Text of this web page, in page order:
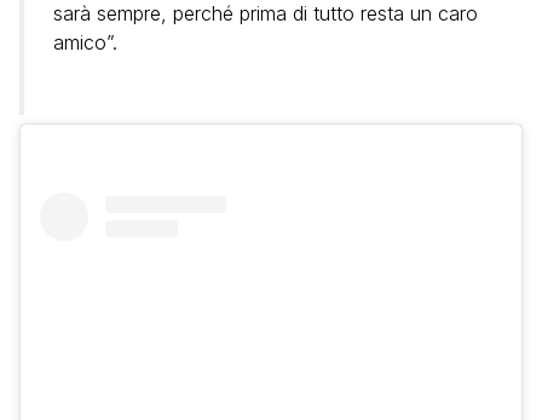
sarà sempre, perché prima di tutto resta un caro
amico”.